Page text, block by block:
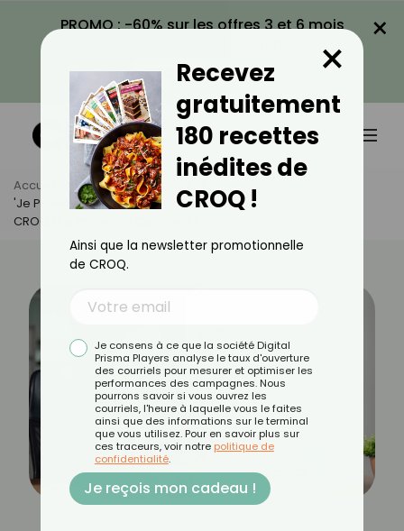
PROMO : -60% sur les offres 3 et 6 mois
VOIR LA PROMO
×
Accueil Actus
Actualités
'Je Pensais Que Bien Manger, C’était Trop Cher Pour Moi.
CROQ M’a Prouvé Le Contraire !'
Recevez
gratuitement
180 recettes
inédites de
CROQ !
×
Ainsi que la newsletter promotionnelle
de CROQ.
Je consens à ce que la société Digital
Prisma Players analyse le taux d'ouverture
des courriels pour mesurer et optimiser les
performances des campagnes. Nous
pourrons savoir si vous ouvrez les
courriels, l'heure à laquelle vous le faites
ainsi que des informations sur le terminal
que vous utilisez. Pour en savoir plus sur
ces traceurs, voir notre politique de
confidentialité.
Je reçois mon cadeau !